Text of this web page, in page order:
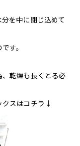
を中に閉じ込めて
す。
乾燥も長くとる必
クスはコチラ↓